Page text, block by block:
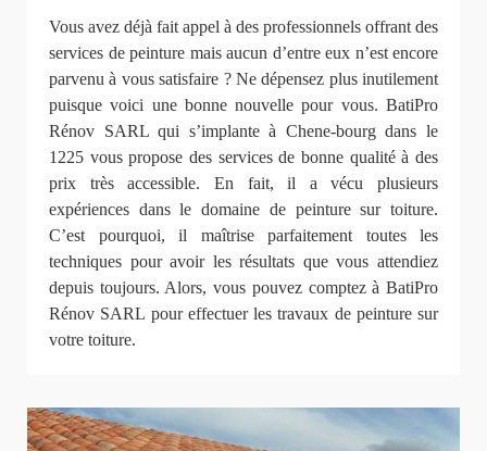
Vous avez déjà fait appel à des professionnels offrant des
services de peinture mais aucun d’entre eux n’est encore
parvenu à vous satisfaire ? Ne dépensez plus inutilement
puisque voici une bonne nouvelle pour vous. BatiPro
Rénov SARL qui s’implante à Chene-bourg dans le
1225 vous propose des services de bonne qualité à des
prix très accessible. En fait, il a vécu plusieurs
expériences dans le domaine de peinture sur toiture.
C’est pourquoi, il maîtrise parfaitement toutes les
techniques pour avoir les résultats que vous attendiez
depuis toujours. Alors, vous pouvez comptez à BatiPro
Rénov SARL pour effectuer les travaux de peinture sur
votre toiture.